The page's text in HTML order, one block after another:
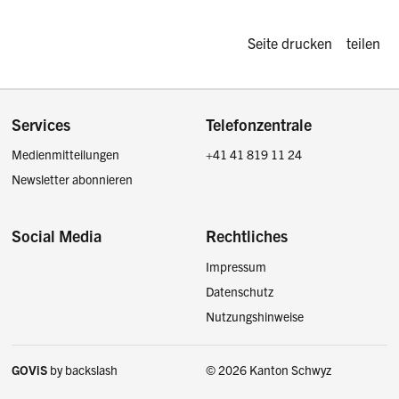
Diese Seite
Seite drucken teilen
Footer
Services
Medienmitteilungen
Newsletter abonnieren
Telefonzentrale
+41 41 819 11 24
Social Media Rechtliches
Impressum
Datenschutz
Nutzungshinweise
GOViS bybackslash © 2026 Kanton Schwyz